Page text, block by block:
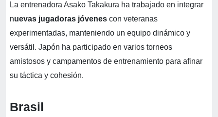
La entrenadora Asako Takakura ha trabajado en integrar
nuevas jugadoras jóvenes con veteranas
experimentadas, manteniendo un equipo dinámico y
versátil. Japón ha participado en varios torneos
amistosos y campamentos de entrenamiento para afinar
su táctica y cohesión.
Brasil